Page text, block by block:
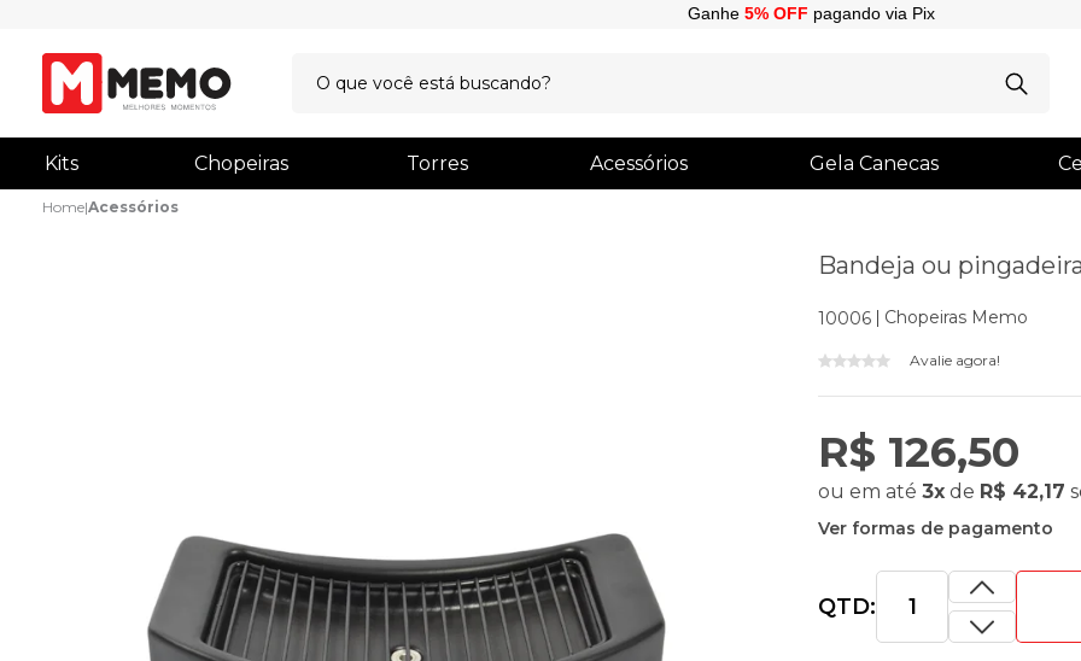
Ganhe 5% OFF pagando via Pix
Kits Chopeiras Torres Acessórios Gela Canecas
Home|Acessórios
Bandeja ou
10006 Chopeiras Memo
Avalie agora!
R$ 126,50
ouem até 3x de R$ 42,17
Ver formas de pagamento
QTD: